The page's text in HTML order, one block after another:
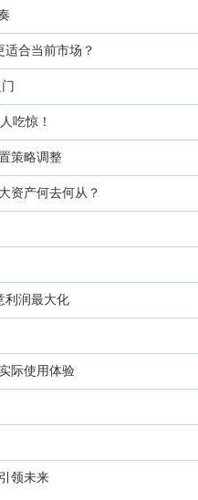
合当前市场？
吃惊！
策略调整
资产何去何从？
利润最大化
际使用体验
领未来